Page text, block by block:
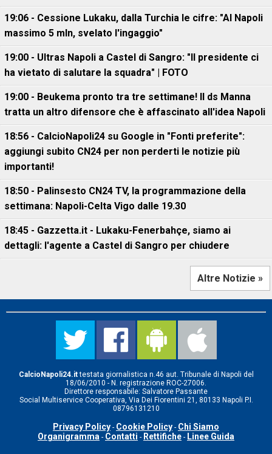
19:06 - Cessione Lukaku, dalla Turchia le cifre: "Al Napoli
massimo 5 mln, svelato l'ingaggio"
19:00 - Ultras Napoli a Castel di Sangro: "Il presidente ci
ha vietato di salutare la squadra" | FOTO
19:00 - Beukema pronto tra tre settimane! Il ds Manna
tratta un altro difensore che è affascinato all'idea Napoli
18:56 - CalcioNapoli24 su Google in "Fonti preferite":
aggiungi subito CN24 per non perderti le notizie più
importanti!
18:50 - Palinsesto CN24 TV, la programmazione della
settimana: Napoli-Celta Vigo dalle 19.30
18:45 - Gazzetta.it - Lukaku-Fenerbahçe, siamo ai
dettagli: l'agente a Castel di Sangro per chiudere
Altre Notizie »
CalcioNapoli24.ittestata giornalistica n.46 aut. Tribunale di Napoli del
18/06/2010 - N. registrazione ROC-27006.
Direttore responsabile: Salvatore Passante
Social Multiservice Cooperativa, Via Dei Fiorentini 21, 80133 Napoli P.I.
08796131210
Privacy Policy - Cookie Policy - Chi Siamo
Organigramma - Contatti - Rettifiche - Linee Guida